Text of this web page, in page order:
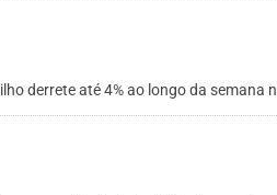
derrete até 4% ao longo da semana